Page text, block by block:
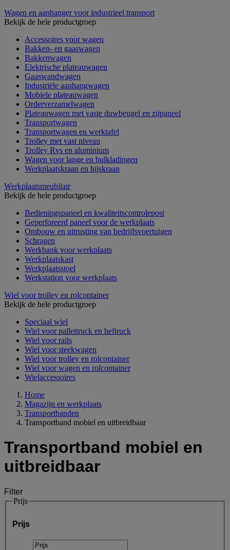
Wagen en aanhanger voor industrieel transport
Bekijk de hele productgroep
Accessoires voor wagen
Bakken- en gaaswagen
Bakkenwagen
Elektrische plateauwagen
Gaaswandwagen
Industriële aanhangwagen
Mobiele plateauwagen
Orderverzamelwagen
Plateauwagen met vaste duwbeugel en zijpaneel
Transportwagen
Transportwagen en werktafel
Trolley met vast niveau
Trolley Rvs en aluminium
Wagen voor lange en bulkladingen
Werkplaatskraan en hijskraan
Werkplaatsmeubilair
Bekijk de hele productgroep
Bedieningspaneel en kwaliteitscontrolepost
Geperforeerd paneel voor de werkplaats
Ombouw en uitrusting van bedrijfsvoertuigen
Schragen
Werkbank voor werkplaats
Werkplaatskast
Werkplaatsstoel
Werkstation voor werkplaats
Wiel voor trolley en rolcontainer
Bekijk de hele productgroep
Speciaal wiel
Wiel voor pallettruck en heftruck
Wiel voor rails
Wiel voor steekwagen
Wiel voor trolley en rolcontainer
Wiel voor wagen en rolcontainer
Wielaccessoires
Home
Magazijn en werkplaats
Transportbanden
Transportband mobiel en uitbreidbaar
Transportband mobiel en
uitbreidbaar
Filter
Prijs
Prijs